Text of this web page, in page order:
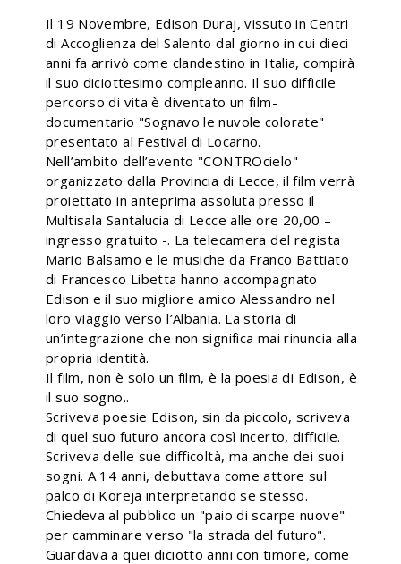
Il 19 Novembre, Edison Duraj, vissuto in Centri
di Accoglienza del Salento dal giorno in cui dieci
anni fa arrivò come clandestino in Italia, compirà
il suo diciottesimo compleanno. Il suo difficile
percorso di vita è diventato un film-
documentario "Sognavo le nuvole colorate"
presentato al Festival di Locarno.
Nell’ambito dell’evento "CONTROcielo"
organizzato dalla Provincia di Lecce, il film verrà
proiettato in anteprima assoluta presso il
Multisala Santalucia di Lecce alle ore 20,00 –
ingresso gratuito -. La telecamera del regista
Mario Balsamo e le musiche da Franco Battiato
di Francesco Libetta hanno accompagnato
Edison e il suo migliore amico Alessandro nel
loro viaggio verso l’Albania. La storia di
un’integrazione che non significa mai rinuncia alla
propria identità.
Il film, non è solo un film, è la poesia di Edison, è
il suo sogno..
Scriveva poesie Edison, sin da piccolo, scriveva
di quel suo futuro ancora così incerto, difficile.
Scriveva delle sue difficoltà, ma anche dei suoi
sogni. A 14 anni, debuttava come attore sul
palco di Koreja interpretando se stesso.
Chiedeva al pubblico un "paio di scarpe nuove"
per camminare verso "la strada del futuro".
Guardava a quei diciotto anni con timore, come